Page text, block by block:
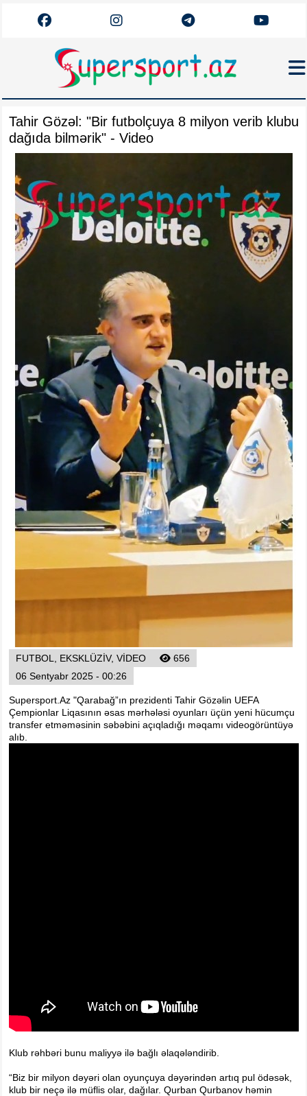
Əlaqə
Arxiv
Futbol
Azərbaycan
Premyer Liqa
Dünya
Superliqa
Yazarlar
Tribuna
Eksklüziv
Reytinq
Taekvondo
Kikboks
Tayboks
Seçilmişlər
Maqazin
Dünya Kuboku - 2018
İslamiada-2017
Formula-1
Su İdman növləri
Tahir Gözəl: "Bir futbolçuya 8 milyon verib klubu
dağıda bilmərik" - Video
FUTBOL, EKSKLÜZIV, VIDEO
656
06 Sentyabr 2025 - 00:26
Supersport.Az "Qarabağ”ın prezidenti Tahir Gözəlin UEFA
Çempionlar Liqasının əsas mərhələsi oyunları üçün yeni hücumçu
transfer etməməsinin səbəbini açıqladığı məqamı videogörüntüyə
alıb.
Klub rəhbəri bunu maliyyə ilə bağlı əlaqələndirib.
“Biz bir milyon dəyəri olan oyunçuya dəyərindən artıq pul ödəsək,
klub bir neçə ilə müflis olar, dağılar. Qurban Qurbanov həmin